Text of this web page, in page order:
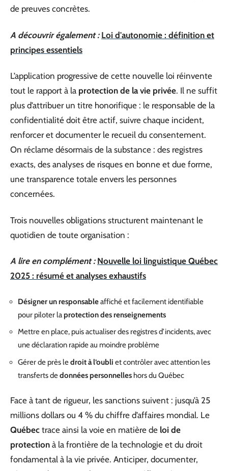
de preuves concrètes.
A découvrir également : Loi d'autonomie : définition et
principes essentiels
L’application progressive de cette nouvelle loi réinvente
tout le rapport à la protection de la vie privée. Il ne suffit
plus d’attribuer un titre honorifique : le responsable de la
confidentialité doit être actif, suivre chaque incident,
renforcer et documenter le recueil du consentement.
On réclame désormais de la substance : des registres
exacts, des analyses de risques en bonne et due forme,
une transparence totale envers les personnes
concernées.
Trois nouvelles obligations structurent maintenant le
quotidien de toute organisation :
A lire en complément : Nouvelle loi linguistique Québec
2025 : résumé et analyses exhaustifs
Désigner un responsableaffiché et facilement identifiable
pour piloter laprotection des renseignements
Mettre en place, puis actualiser des registres d’incidents, avec
une déclaration rapide au moindre problème
Gérer de près ledroit à l’oubli et contrôler avec attention les
transferts dedonnées personnelles hors du Québec
Face à tant de rigueur, les sanctions suivent : jusqu’à 25
millions dollars ou 4 % du chiffre d’affaires mondial. Le
Québec trace ainsi la voie en matière de loi de
protection à la frontière de la technologie et du droit
fondamental à la vie privée. Anticiper, documenter,